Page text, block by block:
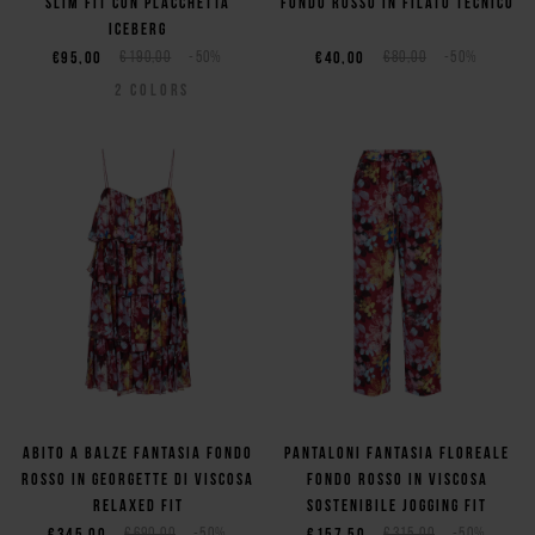
Iceberg
€190,00 -50%
€95,00
2 COLORS
€80,00 -50%
€40,00
Abito a balze fantasia fondo
rosso in georgette di viscosa
relaxed fit
Pantaloni fantasia floreale
fondo rosso in viscosa
sostenibile jogging fit